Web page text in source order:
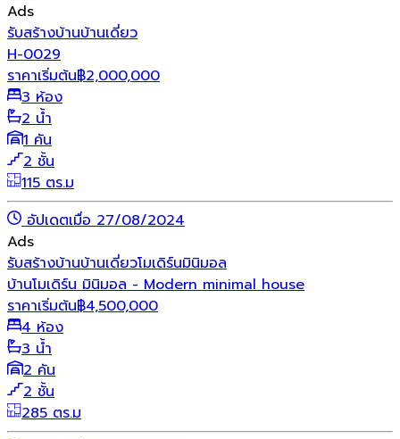
Ads
รับสร้างบ้านบ้านเดี่ยว
H-0029
ราคาเริ่มต้น฿2,000,000
3 ห้อง
2 น้ำ
1 คัน
2 ชั้น
115 ตร.ม
อัปเดตเมื่อ 27/08/2024
Ads
รับสร้างบ้านบ้านเดี่ยวโมเดิร์นมินิมอล
บ้านโมเดิร์น มินิมอล - Modern minimal house
ราคาเริ่มต้น฿4,500,000
4 ห้อง
3 น้ำ
2 คัน
2 ชั้น
285 ตร.ม